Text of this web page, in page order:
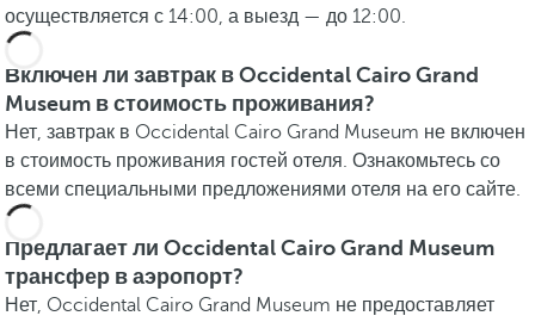
осуществляется с 14:00, а выезд — до 12:00.
Включен ли завтрак в Occidental Cairo Grand
Museum в стоимость проживания?
Нет, завтрак в Occidental Cairo Grand Museum не включен
в стоимость проживания гостей отеля. Ознакомьтесь со
всеми специальными предложениями отеля на его сайте.
Предлагает ли Occidental Cairo Grand Museum
трансфер в аэропорт?
Нет, Occidental Cairo Grand Museum не предоставляет